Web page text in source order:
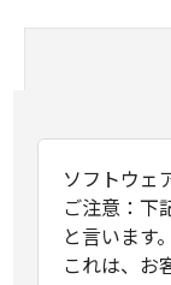
ソフトウェ
ご注意：下
と言います
これは、お